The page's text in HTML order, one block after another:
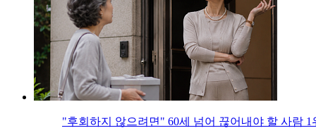
"후회하지 않으려면" 60세 넘어 끊어내야 할 사람 1